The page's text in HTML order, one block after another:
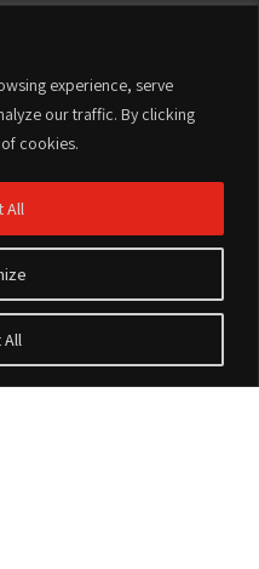
experience, serve
our traffic. By clicking
cookies.
All